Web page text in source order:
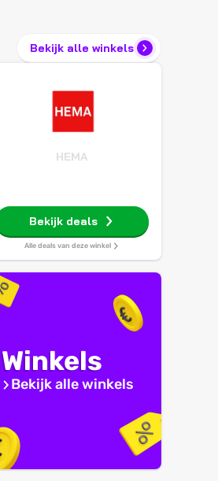
Bekijk alle winkels
HEMA
Bekijk deals
Alle deals van deze winkel
Winkels
Bekijk alle winkels